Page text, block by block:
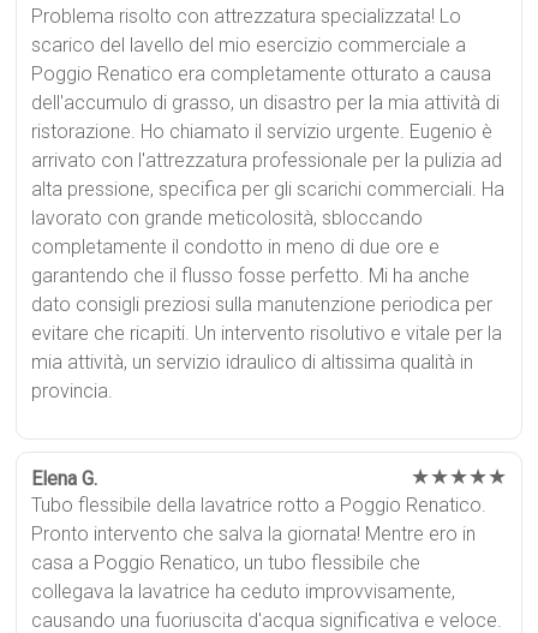
Problema risolto con attrezzatura specializzata! Lo
scarico del lavello del mio esercizio commerciale a
Poggio Renatico era completamente otturato a causa
dell'accumulo di grasso, un disastro per la mia attività di
ristorazione. Ho chiamato il servizio urgente. Eugenio è
arrivato con l'attrezzatura professionale per la pulizia ad
alta pressione, specifica per gli scarichi commerciali. Ha
lavorato con grande meticolosità, sbloccando
completamente il condotto in meno di due ore e
garantendo che il flusso fosse perfetto. Mi ha anche
dato consigli preziosi sulla manutenzione periodica per
evitare che ricapiti. Un intervento risolutivo e vitale per la
mia attività, un servizio idraulico di altissima qualità in
provincia.
Elena G. ★★★★★
Tubo flessibile della lavatrice rotto a Poggio Renatico.
Pronto intervento che salva la giornata! Mentre ero in
casa a Poggio Renatico, un tubo flessibile che
collegava la lavatrice ha ceduto improvvisamente,
causando una fuoriuscita d'acqua significativa e veloce.